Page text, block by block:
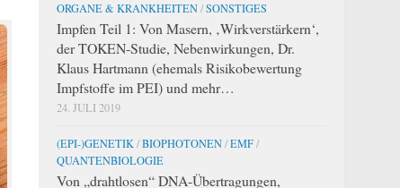
ORGANE & KRANKHEITEN/SONSTIGES
Impfen Teil 1: Von Masern, ‚Wirkverstärkern‘,
der TOKEN-Studie, Nebenwirkungen, Dr.
Klaus Hartmann (ehemals Risikobewertung
Impfstoffe im PEI) und mehr…
24. JULI 2019
(EPI-)GENETIK /BIOPHOTONEN/EMF/
QUANTENBIOLOGIE
Von „drahtlosen“ DNA-Übertragungen,